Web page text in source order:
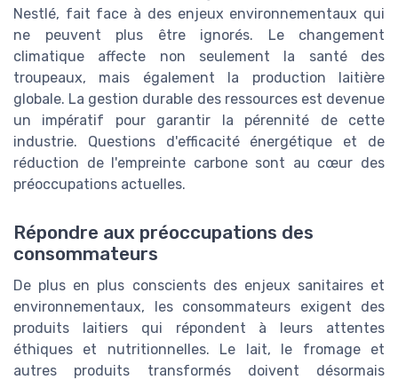
Nestlé, fait face à des enjeux environnementaux qui
ne peuvent plus être ignorés. Le changement
climatique affecte non seulement la santé des
troupeaux, mais également la production laitière
globale. La gestion durable des ressources est devenue
un impératif pour garantir la pérennité de cette
industrie. Questions d'efficacité énergétique et de
réduction de l'empreinte carbone sont au cœur des
préoccupations actuelles.
Répondre aux préoccupations des
consommateurs
De plus en plus conscients des enjeux sanitaires et
environnementaux, les consommateurs exigent des
produits laitiers qui répondent à leurs attentes
éthiques et nutritionnelles. Le lait, le fromage et
autres produits transformés doivent désormais